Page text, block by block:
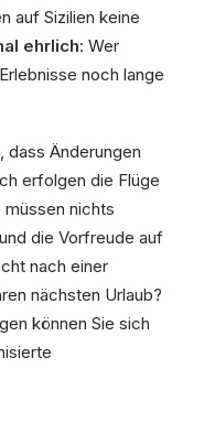
auf Sizilien keine
ehrlich: Wer
noch lange
dass Änderungen
erfolgen die Flüge
nichts
die Vorfreude auf
nach einer
nächsten Urlaub?
können Sie sich